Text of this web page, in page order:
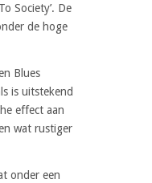
Society’. De
de hoge
Blues
is uitstekend
effect aan
wat rustiger
onder een